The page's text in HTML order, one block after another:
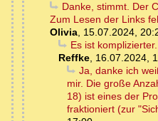
Danke, stimmt. Der
Zum Lesen der Links
Olivia, 15.07.2024,
Es ist
Reffke, 16.07.2024,
Ja, danke ich
mir. Die große
18) ist eines der
fraktioniert (zur